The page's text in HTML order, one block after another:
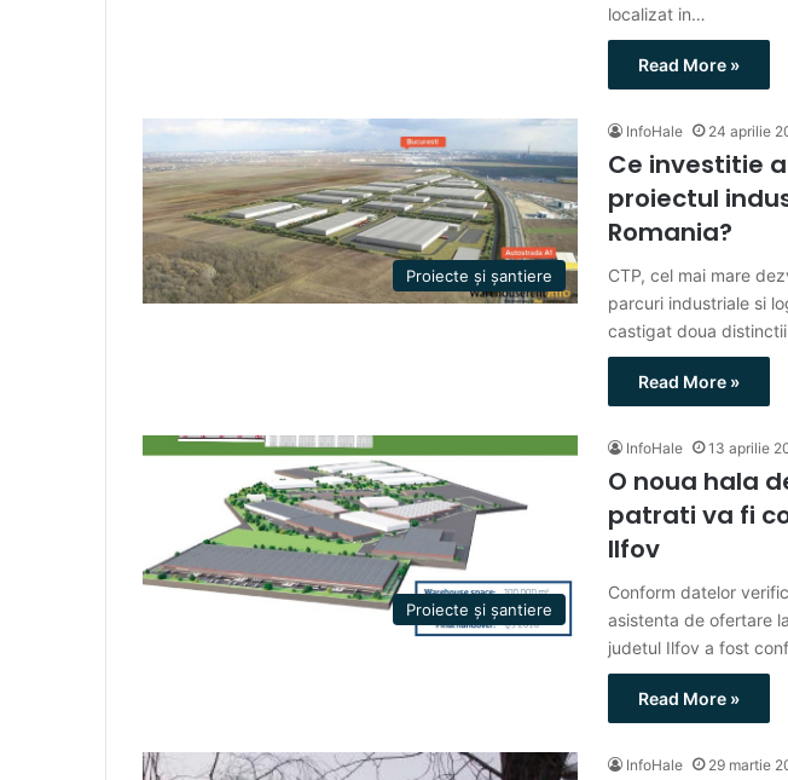
localizat in…
Read More »
Proiecte și șantiere
InfoHale 24 aprilie
Ce investitie
proiectul
Romania?
CTP, cel mai mare
parcuri industriale si
castigat doua
Read More »
Proiecte și șantiere
InfoHale 13 aprilie
O noua hala
patrati va fi
Ilfov
Conform datelor
asistenta de ofertare
judetul Ilfov a fost
Read More »
InfoHale 29 martie